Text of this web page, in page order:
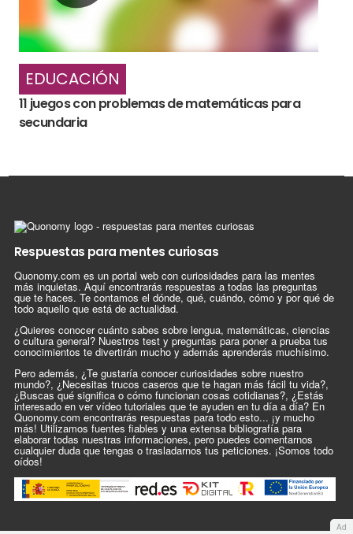
EDUCACIÓN
11 juegos con problemas de matemáticas para
secundaria
Respuestas para mentes curiosas
Quonomy.com es un portal web con curiosidades para las mentes
más inquietas. Aquí encontrarás respuestas a todas las preguntas
que te haces. Te contamos el dónde, qué, cuándo, cómo y por qué de
todo aquello que está de actualidad.
¿Quieres conocer cuánto sabes sobre lengua, matemáticas, ciencias
o cultura general? Nuestros test y preguntas para poner a prueba tus
conocimientos te divertirán mucho y además aprenderás muchísimo.
Pero además, ¿Te gustaría conocer curiosidades sobre nuestro
mundo?, ¿Necesitas trucos caseros que te hagan más fácil tu vida?,
¿Buscas qué significa o cómo funcionan cosas cotidianas?, ¿Estás
interesado en ver vídeo tutoriales que te ayuden en tu día a día? En
Quonomy.com encontrarás respuestas para todo esto... ¡y mucho
más! Utilizamos fuentes fiables y una extensa bibliografía para
elaborar todas nuestras informaciones, pero puedes comentarnos
cualquier duda que tengas o trasladarnos tus peticiones. ¡Somos todo
oídos!
Ad